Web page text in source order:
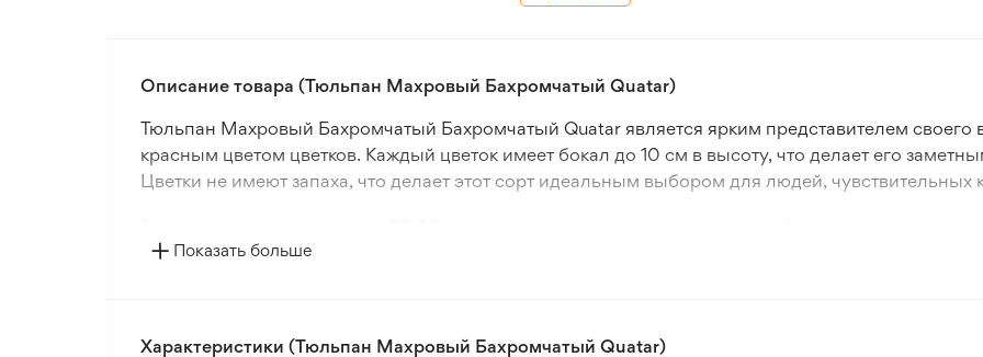
Описание товара (Тюльпан Махровый Бахромчатый Quatar)
Тюльпан Махровый Бахромчатый Бахромчатый Quatar является ярким представителем своего
красным цветом цветков. Каждый цветок имеет бокал до 10 см в высоту, что делает его
Цветки не имеют запаха, что делает этот сорт идеальным выбором для людей, чувствительных
эффектно контрастирует с зеленью, обеспечивая яркие акценты в вашем саду. Период цветения
посадки составляет 10 см, что обеспечивает оптимальное развитие каждого растения.
Показать больше
Характеристики (Тюльпан Махровый Бахромчатый Quatar)